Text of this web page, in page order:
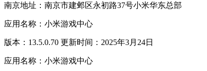
南京地址：南京市建邺区永初路37号小米华东总部
应用名称：小米游戏中心
版本：13.5.0.70 更新时间：2025年3月24日
应用名称：小米游戏中心